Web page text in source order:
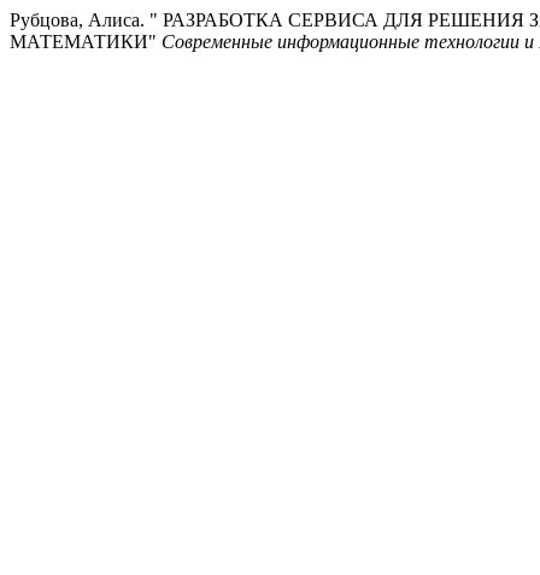
Рубцова, Алиса. " РАЗРАБОТКА СЕРВИСА ДЛЯ
МАТЕМАТИКИ" Современные информационные технологии и